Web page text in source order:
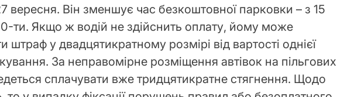
вересня. Він зменшує час безкоштовної парковки – з 15
ти. Якщо ж водій не здійснить оплату, йому може
штраф у двадцятикратному розмірі від вартості однієї
За неправомірне розміщення автівок на пільгових
сплачувати вже тридцятикратне стягнення. Щодо